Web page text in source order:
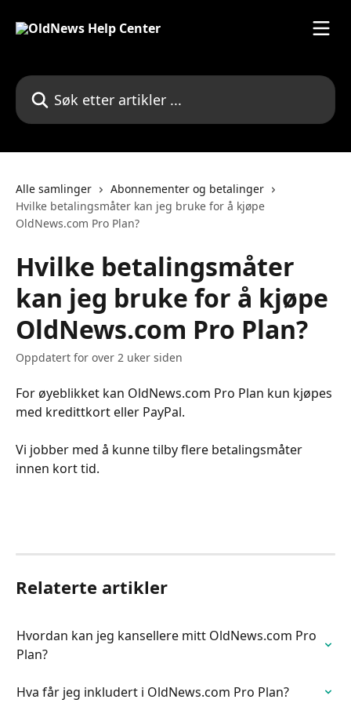
Søk etter artikler ...
Alle samlinger
Abonnementer og betalinger
Hvilke betalingsmåter kan jeg bruke for å kjøpe
OldNews.com Pro Plan?
Hvilke betalingsmåter
kan jeg bruke for å kjøpe
OldNews.com Pro Plan?
Oppdatert for over 2 uker siden
For øyeblikket kan OldNews.com Pro Plan kun kjøpes
med kredittkort eller PayPal.
Vi jobber med å kunne tilby flere betalingsmåter
innen kort tid.
Relaterte artikler
Hvordan kan jeg kansellere mitt OldNews.com Pro
Plan?
Hva får jeg inkludert i OldNews.com Pro Plan?